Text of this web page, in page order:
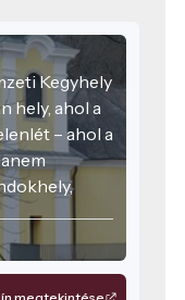
Kegyhely
hely, ahol a
– ahol a
a
–
és